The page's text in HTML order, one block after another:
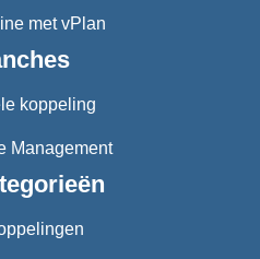
met vPlan
koppeling
Management